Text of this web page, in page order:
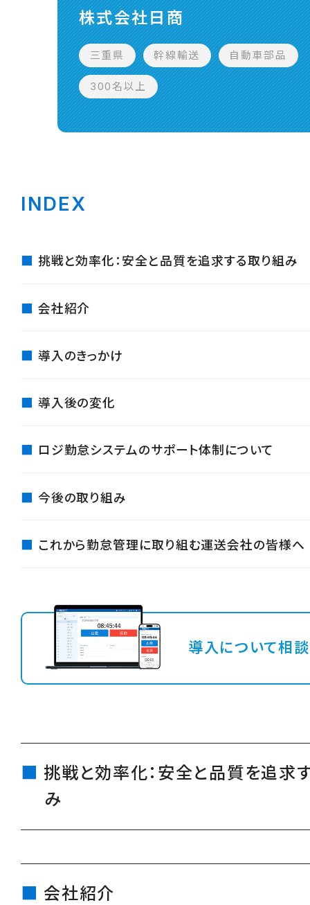
株式会社日商
三重県 幹線輸送 自動車部品
300名以上
INDEX
挑戦と効率化：安全と品質を追求する取り組み
会社紹介
導入のきっかけ
導入後の変化
ロジ勤怠システムのサポート体制について
今後の取り組み
これから勤怠管理に取り組む運送会社の皆様へ
導入について相
挑戦と効率化：安全と品質を追求
み
会社紹介